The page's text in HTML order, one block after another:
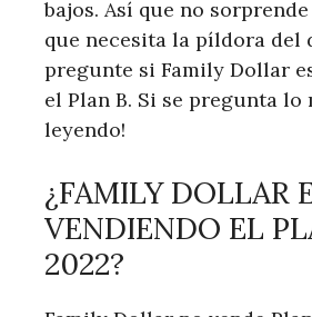
bajos. Así que no
que necesita la píldora del
pregunte si Family Dollar
el Plan B. Si se pregunta lo
leyendo!
¿FAMILY DOLLAR
VENDIENDO EL
2022?